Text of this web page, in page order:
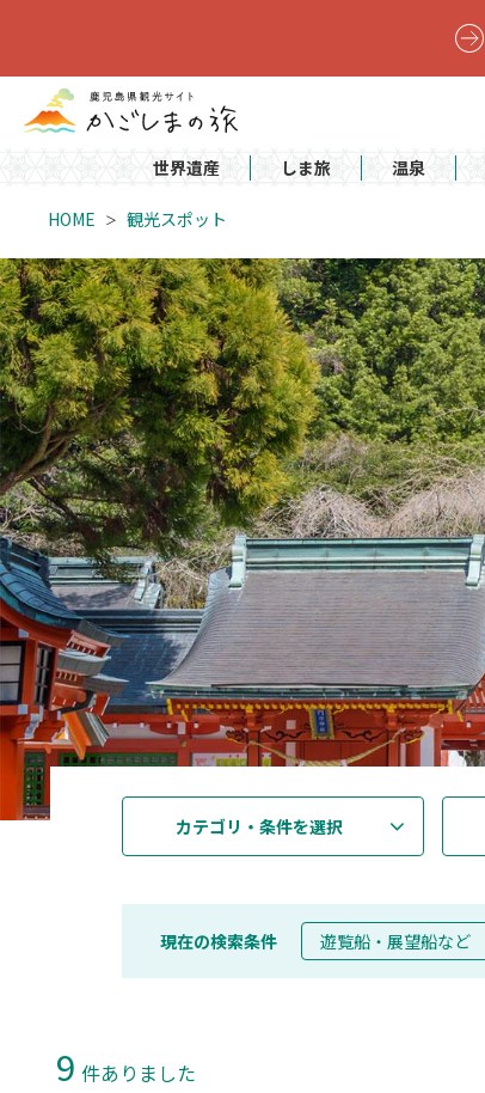
世界遺産 しま旅 温泉
HOME 観光スポット
カテゴリ・条件を選択
現在の検索条件 遊覧船・展望船など
9 件ありました